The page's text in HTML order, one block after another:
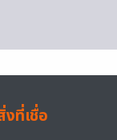
งที่เชื่อ